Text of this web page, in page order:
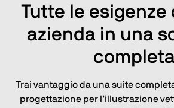
Tutte le esigenze
azienda in una
completa
Trai vantaggio da una suite
progettazione per l’illustrazione